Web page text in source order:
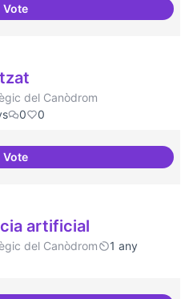
VoteBeques de recerca per
del Canòdrom
0 0
VoteBar obert i dinamitzat
artificial
del Canòdrom
1 any